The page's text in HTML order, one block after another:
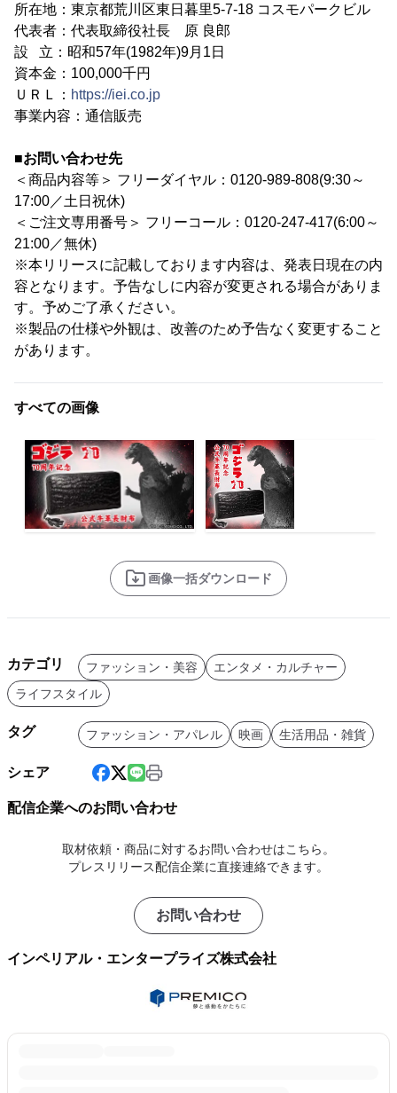
所在地：東京都荒川区東日暮里5-7-18 コスモパークビル
代表者：代表取締役社長 原 良郎
設 立：昭和57年(1982年)9月1日
資本金：100,000千円
ＵＲＬ： https://iei.co.jp
事業内容：通信販売
■お問い合わせ先
＜商品内容等＞ フリーダイヤル：0120-989-808(9:30～
17:00／土日祝休)
＜ご注文専用番号＞ フリーコール：0120-247-417(6:00～
21:00／無休)
※本リリースに記載しております内容は、発表日現在の内
容となります。予告なしに内容が変更される場合がありま
す。予めご了承ください。
※製品の仕様や外観は、改善のため予告なく変更すること
があります。
すべての画像
画像一括ダウンロード
カテゴリ ファッション・美容
エンタメ・カルチャー
ライフスタイル
タグ ファッション・アパレル 映画 生活用品・雑貨
シェア
配信企業へのお問い合わせ
取材依頼・商品に対するお問い合わせはこちら。
プレスリリース配信企業に直接連絡できます。
お問い合わせ
インペリアル・エンタープライズ株式会社